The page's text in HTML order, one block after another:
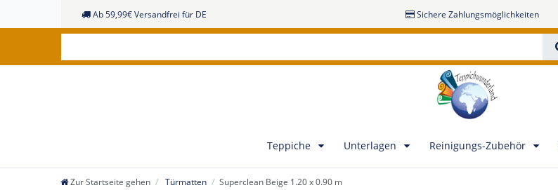
Ab 59,99€ Versandfrei für DE Sichere Zahlungsmöglichkeiten
Teppiche Unterlagen Reinigungs-Zubehör
Zur Startseite gehen Türmatten Superclean Beige 1.20 x 0.90 m